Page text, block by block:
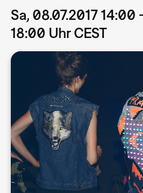
Sa, 08.07.2017 14:00
18:00 Uhr CEST